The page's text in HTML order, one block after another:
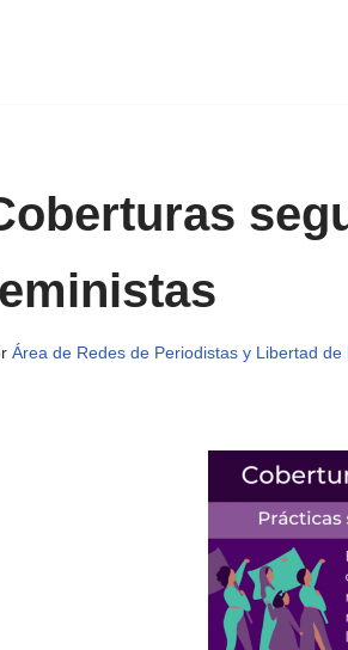
Área de Redes de Periodistas y Libertad de